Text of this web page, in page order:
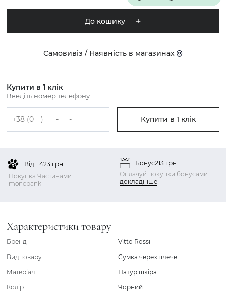
До кошику
Самовивіз / Наявність в магазинах
Купити в 1 клік
Введіть номер телефону
Купити в 1 клік
Від 1 423 грн
Покупка Частинами
monobank
Бонус213 грн
Оплачуй покупки бонусами
докладніше
Характеристики товару
Бренд
Vitto Rossi
Вид товару
Сумка через плече
Матеріал
Натур.шкіра
Колір
Чорний